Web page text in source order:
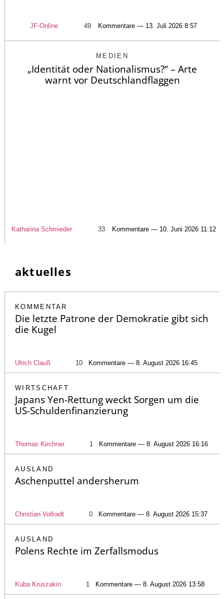
JF-Online 49 Kommentare — 13. Juli 2026 8:57
MEDIEN
„Identität oder Nationalismus?“ – Arte
warnt vor Deutschlandflaggen
Katharina Schmieder 33 Kommentare — 10. Juni 2026 11:12
aktuelles
KOMMENTAR
Die letzte Patrone der Demokratie gibt sich
die Kugel
Ulrich Clauß 10 Kommentare — 8. August 2026 16:45
WIRTSCHAFT
Japans Yen-Rettung weckt Sorgen um die
US-Schuldenfinanzierung
Thomas Kirchner 1 Kommentare — 8. August 2026 16:16
AUSLAND
Aschenputtel andersherum
Christian Vollradt 0 Kommentare — 8. August 2026 15:37
AUSLAND
Polens Rechte im Zerfallsmodus
Kuba Kruszakin 1 Kommentare — 8. August 2026 13:58